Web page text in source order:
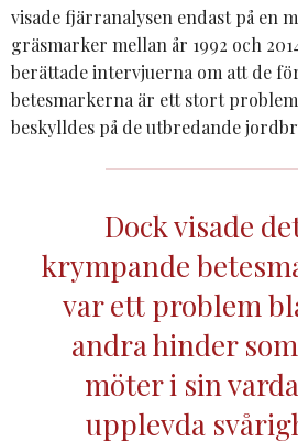
visade fjärranalysen endast på en
gräsmarker mellan år 1992 och
berättade intervjuerna om att de
betesmarkerna är ett stort
beskylldes på de utbredande
Dock visade
krympande
var ett problem
andra hinder
möter i sin
upplevda